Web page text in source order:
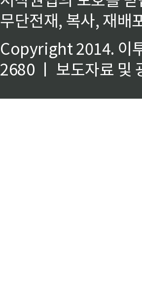
무단전재, 복사, 재배
Copyright 2014. 이
2680 ㅣ 보도자료